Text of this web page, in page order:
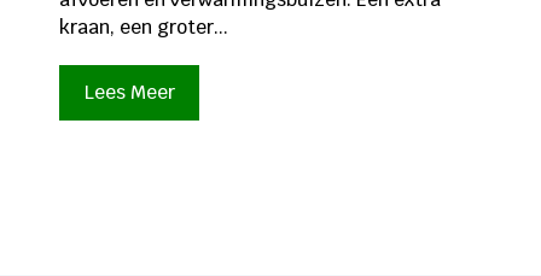
kraan, een groter...
Lees Meer